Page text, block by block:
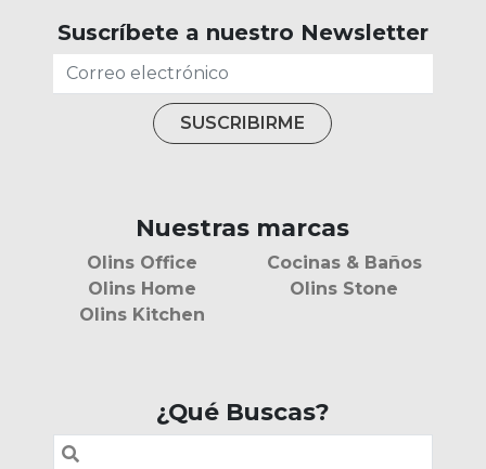
Suscríbete a nuestro Newsletter
Nuestras marcas
Olins Office
Olins Home
Olins Kitchen
Cocinas & Baños
Olins Stone
¿Qué Buscas?